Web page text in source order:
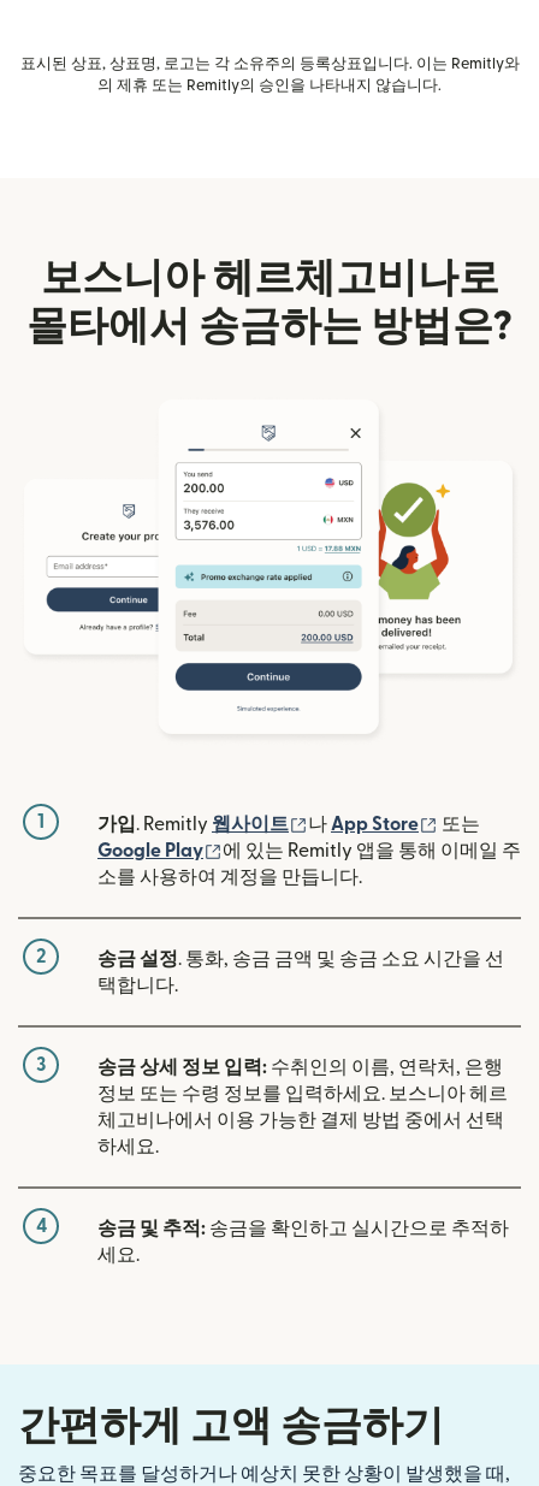
표시된 상표, 상표명, 로고는 각 소유주의 등록상표입니다. 이는 Remitly와
의 제휴 또는 Remitly의 승인을 나타내지 않습니다.
보스니아 헤르체고비나로
몰타에서 송금하는 방법은?
1 가입. Remitly 웹사이트 (새 창에서 열림)
나 App Store (새 창에서
또는
Google Play
(새 창에서 열림)
에 있는 Remitly 앱을 통해 이메일 주
소를 사용하여 계정을 만듭니다.
2 송금 설정. 통화, 송금 금액 및 송금 소요 시간을 선
택합니다.
3 송금 상세 정보 입력: 수취인의 이름, 연락처, 은행
정보 또는 수령 정보를 입력하세요. 보스니아 헤르
체고비나에서 이용 가능한 결제 방법 중에서 선택
하세요.
4 송금 및 추적: 송금을 확인하고 실시간으로 추적하
세요.
간편하게 고액 송금하기
중요한 목표를 달성하거나 예상치 못한 상황이 발생했을 때,